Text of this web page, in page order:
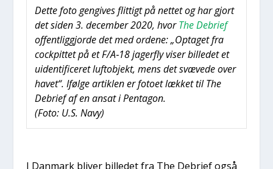
Det­te foto gen­gi­ves flit­tigt på net­tet og har gjort
det siden 3. decem­ber 2020, hvorThe Debri­ef
offent­lig­gjor­de det med orde­ne: „Opta­get fra
cock­pit­tet på et F/A‑18 jager­fly viser bil­le­det et
uiden­ti­fi­ce­ret luf­tob­jekt, mens det svæ­ve­de over
havet“. Iføl­ge artik­len er foto­et læk­ket til The
Debri­ef af en ansat i Pen­ta­gon.
(Foto: U.S. Navy)
I Dan­mark bli­ver bil­le­det fra The Debri­ef også